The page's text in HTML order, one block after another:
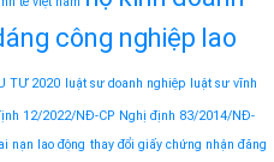
công nghiệp lao
TƯ 2020 luật sư doanh nghiệp luật sư vĩnh
12/2022/NĐ-CP Nghị định 83/2014/NĐ-
nạn lao động thay đổi giấy chứng nhận đăng